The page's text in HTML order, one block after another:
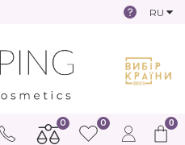
RU
0
0 0